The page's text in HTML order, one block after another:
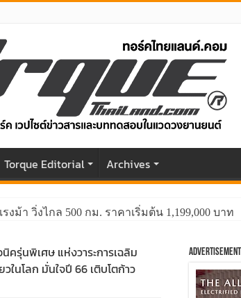
Torque Editorial Archives
งม้า วิ่งไกล 500 กม. ราคาเริ่มต้น 1,199,000 บาท
มหน้าใหม่หล่อกว่าเดิม พร้อมสมรรถนะที่ดียิ่งกว่า
ครุ่นพิเศษ แห่งวาระการเฉลิม
ในโลก มั่นใจปี 66 เติบโตก้าว
Advertisement